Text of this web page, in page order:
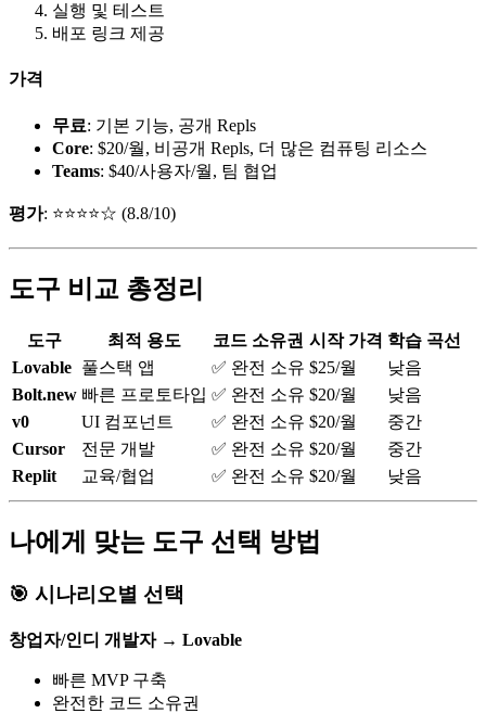
실행 및 테스트
배포 링크 제공
가격
무료: 기본 기능, 공개 Repls
Core: $20/월, 비공개 Repls, 더 많은 컴퓨팅 리소스
Teams: $40/사용자/월, 팀 협업
평가: ⭐⭐⭐⭐☆ (8.8/10)
도구 비교 총정리
도구 최적 용도 코드 소유권 시작 가격 학습 곡선
Lovable 풀스택 앱 ✅ 완전 소유 $25/월
낮음
Bolt.new 빠른 프로토타입 ✅ 완전 소유 $20/월
낮음
v0
UI 컴포넌트 ✅ 완전 소유 $20/월
중간
Cursor
전문 개발 ✅ 완전 소유 $20/월
중간
Replit
교육/협업 ✅ 완전 소유 $20/월 낮음
나에게 맞는 도구 선택 방법
🎯 시나리오별 선택
창업자/인디 개발자→ Lovable
빠른 MVP 구축
완전한 코드 소유권